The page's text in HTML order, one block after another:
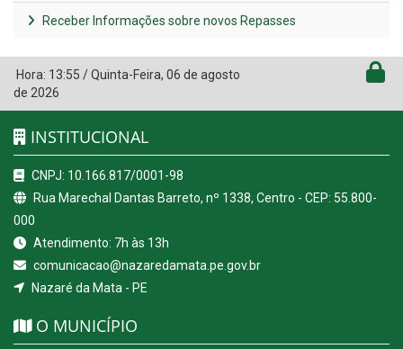
Receber Informações sobre novos Repasses
Hora: 13:55 /Quinta-Feira, 06 de agosto
de 2026
INSTITUCIONAL
CNPJ: 10.166.817/0001-98
Rua Marechal Dantas Barreto, nº 1338, Centro - CEP: 55.800-
000
Atendimento: 7h às 13h
comunicacao@nazaredamata.pe.gov.br
Nazaré da Mata - PE
O MUNICÍPIO